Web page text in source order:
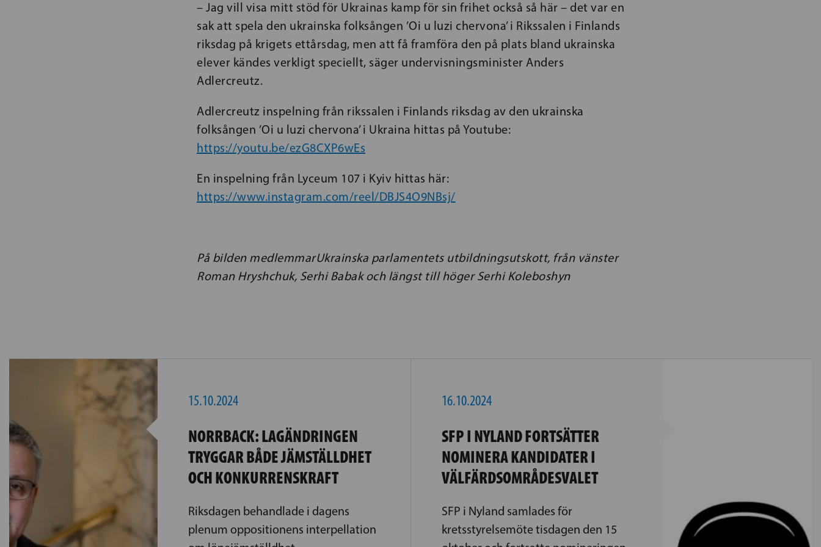
– Jag vill visa mitt stöd för Ukrainas kamp för sin frihet också så här – det var en
sak att spela den ukrainska folksången ’Oi u luzi chervona’ i Rikssalen i Finlands
riksdag på krigets ettårsdag, men att få framföra den på plats bland ukrainska
elever kändes verkligt speciellt, säger undervisningsminister Anders
Adlercreutz.
Adlercreutz inspelning från rikssalen i Finlands riksdag av den ukrainska
folksången ’Oi u luzi chervona’ i Ukraina hittas på Youtube:
https://youtu.be/ezG8CXP6wEs
En inspelning från Lyceum 107 i Kyiv hittas här:
https://www.instagram.com/reel/DBJS4O9NBsj/
På bilden medlemmarUkrainska parlamentets utbildningsutskott, från vänster
Roman Hryshchuk, Serhi Babak och längst till höger Serhi Koleboshyn
15.10.2024
NORRBACK: LAGÄNDRINGEN
TRYGGAR BÅDE JÄMSTÄLLDHET
OCH KONKURRENSKRAFT
Riksdagen behandlade i dagens
plenum oppositionens interpellation
16.10.2024
SFP I NYLAND FORTSÄTTER
NOMINERA KANDIDATER I
VÄLFÄRDSOMRÅDESVALET
SFP i Nyland samlades för
kretsstyrelsemöte tisdagen den 15